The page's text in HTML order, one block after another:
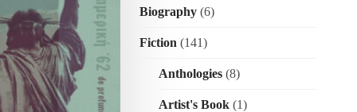
Biography (6)
Fiction (141)
Anthologies (8)
Artist's Book (1)